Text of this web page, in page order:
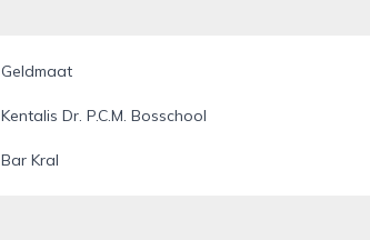
Geldmaat
Kentalis Dr. P.C.M. Bosschool
Bar Kral